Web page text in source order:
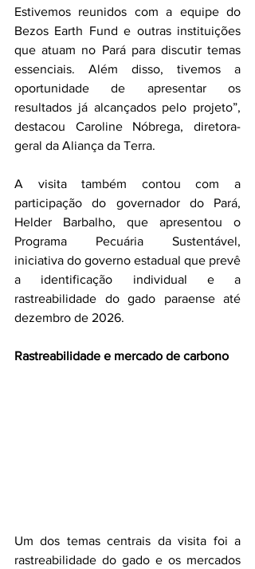
Estivemos reunidos com a equipe do
Bezos Earth Fund e outras instituições
que atuam no Pará para discutir temas
essenciais. Além disso, tivemos a
oportunidade de apresentar os
resultados já alcançados pelo projeto”,
destacou Caroline Nóbrega, diretora-
geral da Aliança da Terra.
A visita também contou com a
participação do governador do Pará,
Helder Barbalho, que apresentou o
Programa Pecuária Sustentável,
iniciativa do governo estadual que prevê
a identificação individual e a
rastreabilidade do gado paraense até
dezembro de 2026.
Rastreabilidade e mercado de carbono
Um dos temas centrais da visita foi a
rastreabilidade do gado e os mercados